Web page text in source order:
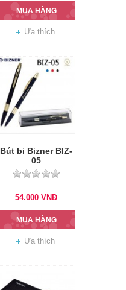
MUA HÀNG
Ưa thích
Bút bi Bizner BIZ-
05
54.000 VNĐ
MUA HÀNG
Ưa thích